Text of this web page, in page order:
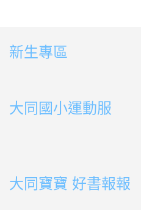
新生專區
大同國小運動服
大同寶寶 好書報報